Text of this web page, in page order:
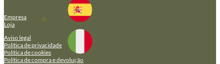
Empresa
Loja
Aviso legal
Política de privacidade
Política de cookies
Política de compra e devolução